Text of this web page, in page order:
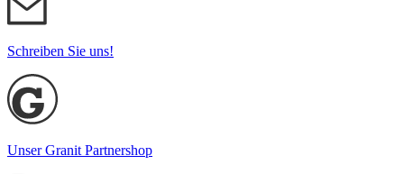
Schreiben Sie uns!
Unser Granit Partnershop